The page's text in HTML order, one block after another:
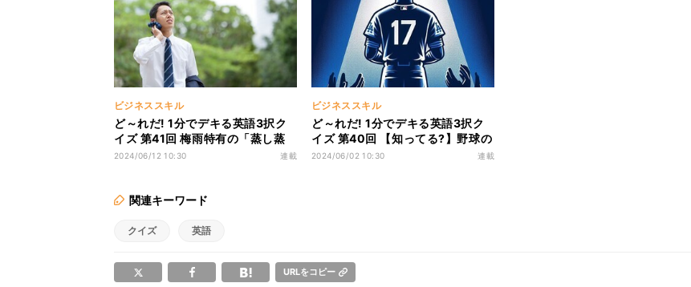
ビジネススキル
ど～れだ! 1分でデキる英語3択ク
イズ 第41回 梅雨特有の「蒸し蒸
しする」状態を英語でいうと?
2024/06/12 10:30 連載
ビジネススキル
ど～れだ! 1分でデキる英語3択ク
イズ 第40回 【知ってる?】野球の
「得点」を英語でいうとなんでし
2024/06/02 10:30 連載
関連キーワード
クイズ 英語
URLをコピー